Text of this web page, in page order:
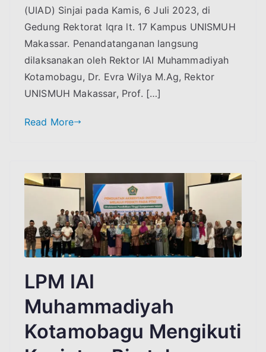
UNISMUH
dan
UIAD
(UIAD) Sinjai pada Kamis, 6 Juli 2023, di
Gedung Rektorat Iqra lt. 17 Kampus UNISMUH
Makassar. Penandatanganan langsung
dilaksanakan oleh Rektor IAI Muhammadiyah
Kotamobagu, Dr. Evra Wilya M.Ag, Rektor
UNISMUH Makassar, Prof. […]
Read More
LPM IAI
Muhammadiyah
Kotamobagu Mengikuti